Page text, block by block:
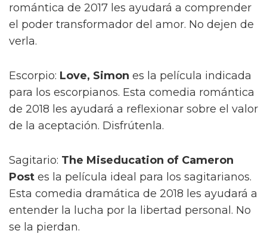
romántica de 2017 les ayudará a comprender
el poder transformador del amor. No dejen de
verla.
Escorpio: Love, Simon es la película indicada
para los escorpianos. Esta comedia romántica
de 2018 les ayudará a reflexionar sobre el valor
de la aceptación. Disfrútenla.
Sagitario: The Miseducation of Cameron
Post es la película ideal para los sagitarianos.
Esta comedia dramática de 2018 les ayudará a
entender la lucha por la libertad personal. No
se la pierdan.